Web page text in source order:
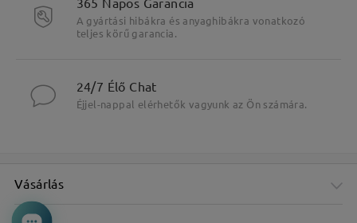
A gyártási hibákra és anyaghibákra vonatkozó
teljes körű garancia.
24/7 Élő Chat
Éjjel-nappal elérhetők vagyunk az Ön számára.
Vásárlás